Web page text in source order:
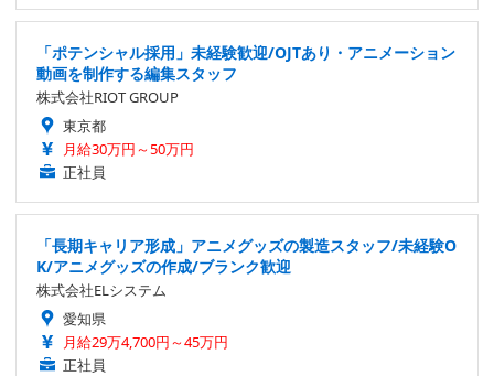
「ポテンシャル採用」未経験歓迎/OJTあり・アニメーション
動画を制作する編集スタッフ
株式会社RIOT GROUP
東京都
月給30万円～50万円
正社員
「長期キャリア形成」アニメグッズの製造スタッフ/未経験O
K/アニメグッズの作成/ブランク歓迎
株式会社ELシステム
愛知県
月給29万4,700円～45万円
正社員